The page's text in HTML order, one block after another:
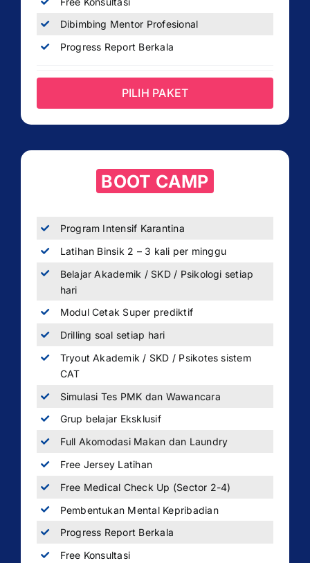
Dibimbing Mentor Profesional
Progress Report Berkala
PILIH PAKET
BOOT CAMP
Program Intensif Karantina
Latihan Binsik 2 – 3 kali per minggu
Belajar Akademik / SKD / Psikologi setiap
hari
Modul Cetak Super prediktif
Drilling soal setiap hari
Tryout Akademik / SKD / Psikotes sistem
CAT
Simulasi Tes PMK dan Wawancara
Grup belajar Eksklusif
Full Akomodasi Makan dan Laundry
Free Jersey Latihan
Free Medical Check Up (Sector 2-4)
Pembentukan Mental Kepribadian
Progress Report Berkala
Free Konsultasi